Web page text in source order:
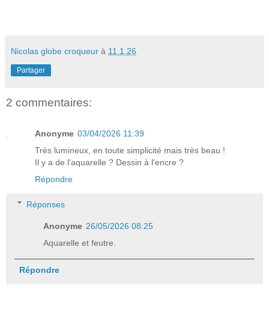
Nicolas globe croqueur à 11.1.26
Partager
2 commentaires:
Anonyme 03/04/2026 11:39
Très lumineux, en toute simplicité mais très beau !
Il y a de l'aquarelle ? Dessin à l'encre ?
Répondre
Réponses
Anonyme 26/05/2026 08:25
Aquarelle et feutre.
Répondre